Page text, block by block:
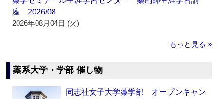
座 2026/08
2026年08月04日 (火)
もっと見る »
薬系大学・学部 催し物
同志社女子大学薬学部 オープンキャン